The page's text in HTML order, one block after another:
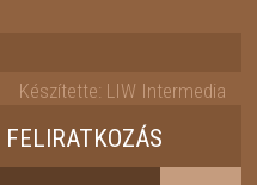
Készítette: LIW Intermedia